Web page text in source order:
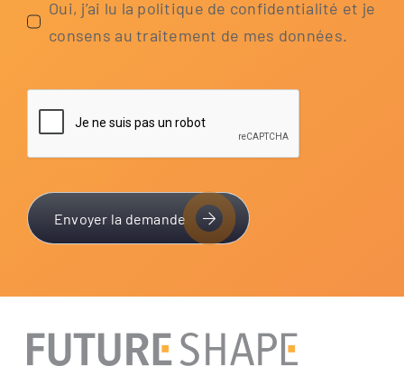
Oui, j’ai lu la poli­tique de con­fi­den­tia­li­té et je
con­sens au trai­te­ment de mes données.
Envoyer la demande